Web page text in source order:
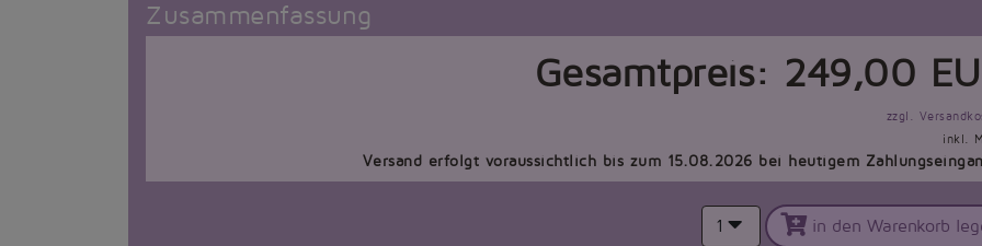
Zusammenfassung
Gesamtpreis: 249,00
zzgl.
inkl.
Versand erfolgt voraussichtlich bis zum 15.08.2026 bei heutigem
1 in den Warenkorb